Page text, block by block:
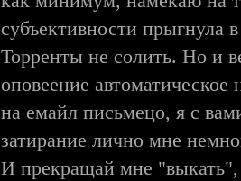
субъективности прыгнула
Торренты не солить. Но и
оповеение
на емайл письмецо, я с
затирание лично мне
И прекращай мне